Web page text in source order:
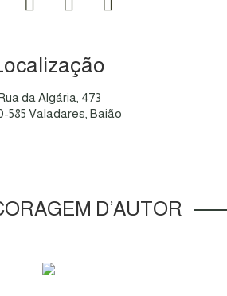
da Algária, 473
585 Valadares, Baião
D’AUTOR